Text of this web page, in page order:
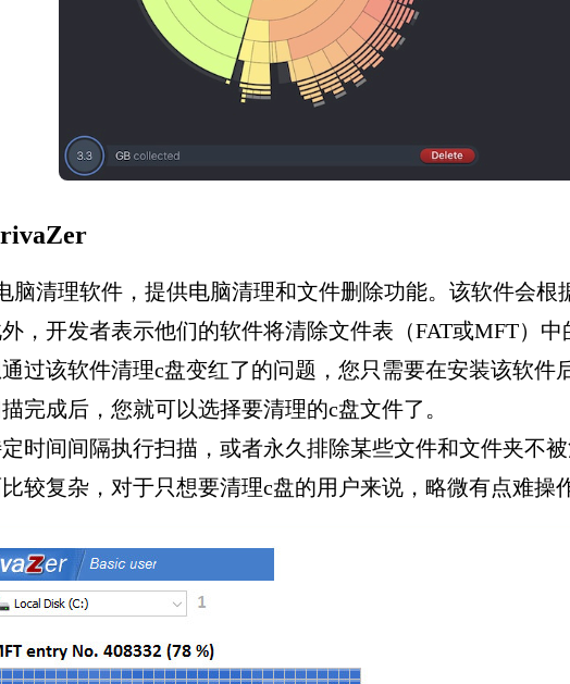
脑清理软件，提供电脑清理和文件删除功能。该软件会
，开发者表示他们的软件将清除文件表（FAT或MFT）
过该软件清理c盘变红了的问题，您只需要在安装该软件
完成后，您就可以选择要清理的c盘文件了。
时间间隔执行扫描，或者永久排除某些文件和文件夹不被
较复杂，对于只想要清理c盘的用户来说，略微有点难操